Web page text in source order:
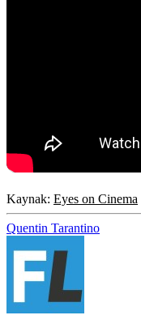
Kaynak: Eyes on Cinema
Quentin Tarantino